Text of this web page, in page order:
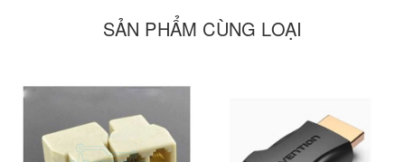
SẢN PHẨM CÙNG LOẠI